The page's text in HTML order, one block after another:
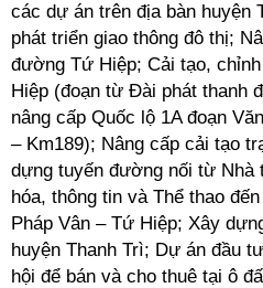
các dự án trên địa bàn huyện
phát triển giao thông đô thị;
đường Tứ Hiệp; Cải tạo,
Hiệp (đoạn từ Đài phát thanh
nâng cấp Quốc lộ 1A đoạn
– Km189); Nâng cấp cải tạo
dựng tuyến đường nối từ Nhà
hóa, thông tin và Thể thao
Pháp Vân – Tứ Hiệp; Xây
huyện Thanh Trì; Dự án đầu
hội để bán và cho thuê tại ô